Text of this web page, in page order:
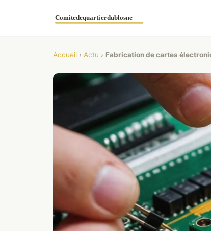
Accueil › Actu › Fabrication de cartes